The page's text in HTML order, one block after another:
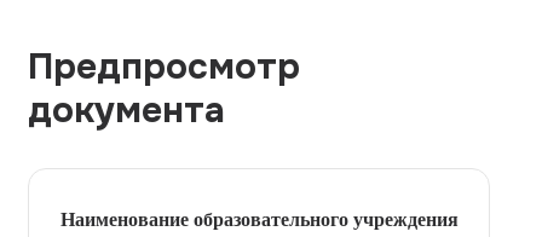
Предпросмотр
документа
Наименование образовательного учреждения